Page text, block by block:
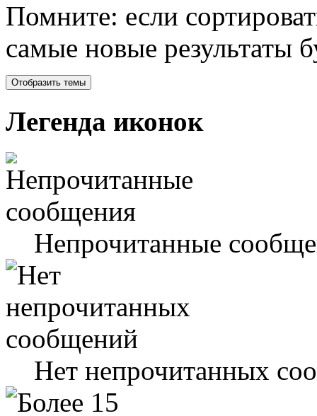
Помните: если
самые новые результаты
Легенда иконок
Непрочитанные
Нет непрочитанных